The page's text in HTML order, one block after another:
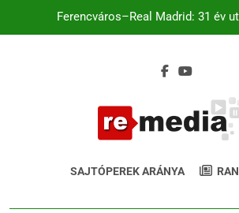
Ferencváros–Real Madrid: 31 év
chicagói edzésén? A szurkolók kiszúrták
pillanatot
Kerkez a kezdőben. Match4 TV élőben
Ferencváros–Real Madrid: 31 év
Budapesten a
chicagói edzésén? A szurkolók
Gyógyír Az
SAJTÓPEREK ARÁNYA